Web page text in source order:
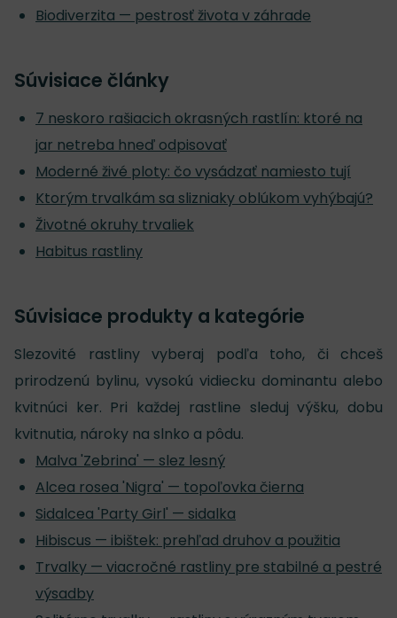
Biodiverzita — pestrosť života v záhrade
Súvisiace články
7 neskoro rašiacich okrasných rastlín: ktoré na
jar netreba hneď odpisovať
Moderné živé ploty: čo vysádzať namiesto tují
Ktorým trvalkám sa slizniaky oblúkom vyhýbajú?
Životné okruhy trvaliek
Habitus rastliny
Súvisiace produkty a kategórie
Slezovité rastliny vyberaj podľa toho, či chceš
prirodzenú bylinu, vysokú vidiecku dominantu alebo
kvitnúci ker. Pri každej rastline sleduj výšku, dobu
kvitnutia, nároky na slnko a pôdu.
Malva 'Zebrina' — slez lesný
Alcea rosea 'Nigra' — topoľovka čierna
Sidalcea 'Party Girl' — sidalka
Hibiscus — ibištek: prehľad druhov a použitia
Trvalky — viacročné rastliny pre stabilné a pestré
výsadby